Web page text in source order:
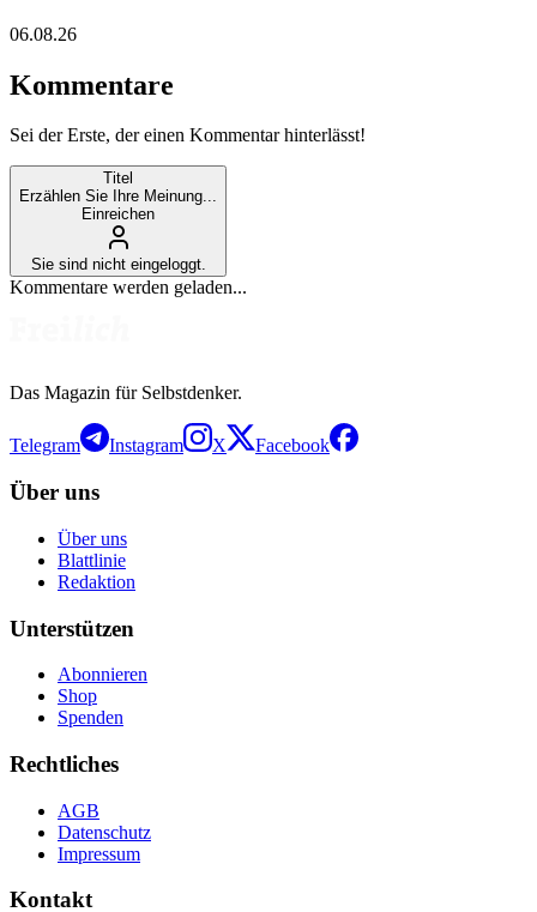
06.08.26
Kommentare
Sei der Erste, der einen Kommentar hinterlässt!
Titel
Erzählen Sie Ihre Meinung...
Einreichen
Sie sind nicht eingeloggt.
Kommentare werden geladen...
Das Magazin für Selbstdenker.
Telegram Instagram X Facebook
Über uns
Über uns
Blattlinie
Redaktion
Unterstützen
Abonnieren
Shop
Spenden
Rechtliches
AGB
Datenschutz
Impressum
Kontakt